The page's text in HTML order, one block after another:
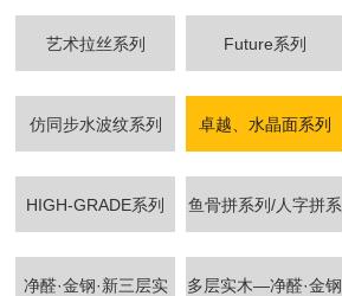
艺术拉丝系列 Future系列
仿同步水波纹系列 卓越、水晶面系列
HIGH-GRADE系列 鱼骨拼系列/人字拼系
列
净醛·金钢·新三层实 多层实木—净醛·金钢